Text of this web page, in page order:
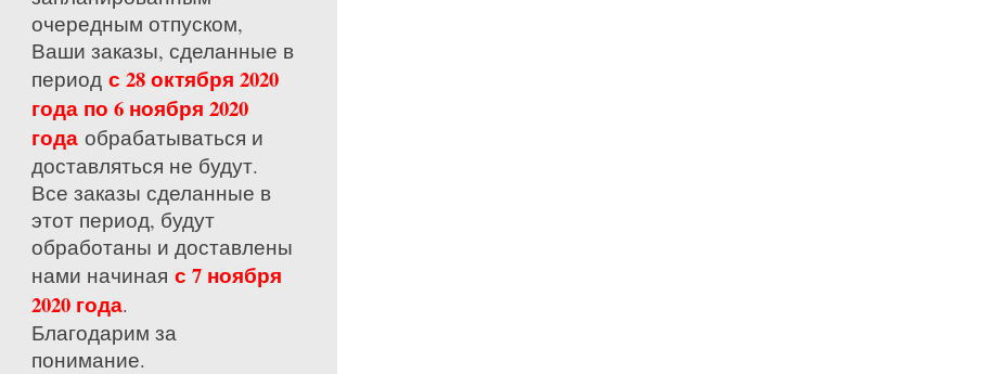
очередным отпуском,
Ваши заказы, сделанные в
период с 28 октября 2020
года по 6 ноября 2020
года обрабатываться и
доставляться не будут.
Все заказы сделанные в
этот период, будут
обработаны и доставлены
нами начиная с 7 ноября
2020 года.
Благодарим за
понимание.